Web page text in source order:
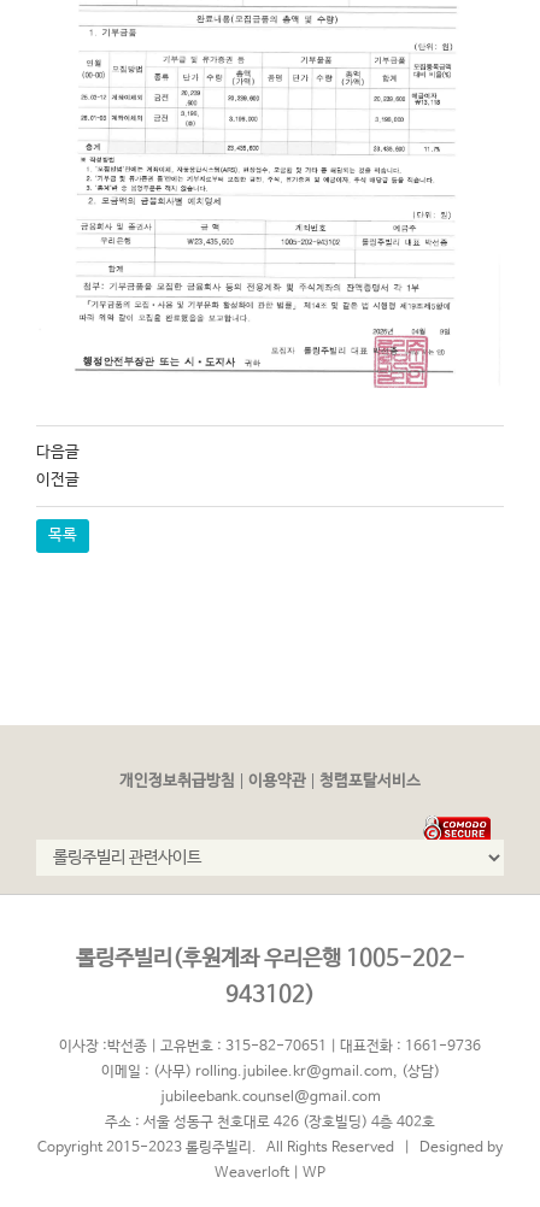
다음글
이전글
목록
개인정보취급방침 이용약관 청렴포탈서비스
롤링주빌리(후원계좌 우리은행 1005-202-
943102)
이사장 :박선종 | 고유번호 : 315-82-70651 | 대표전화 : 1661-9736
이메일 : (사무) rolling.jubilee.kr@gmail.com, (상담)
jubileebank.counsel@gmail.com
주소 : 서울 성동구 천호대로 426 (장호빌딩) 4층 402호
Copyright 2015-2023 롤링주빌리. All Rights Reserved | Designed by
Weaverloft
WP